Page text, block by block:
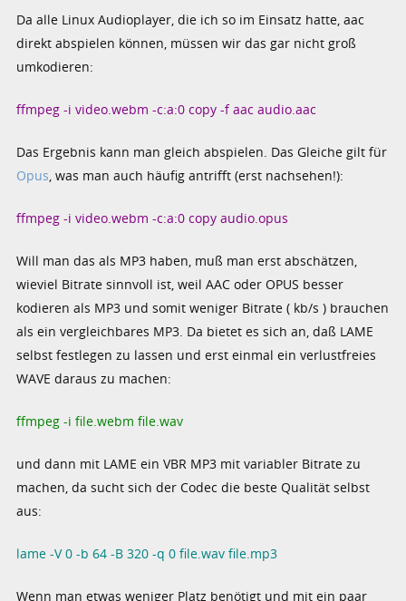
Da alle Linux Audioplayer, die ich so im Einsatz hatte, aac
direkt abspielen können, müssen wir das gar nicht groß
umkodieren:
ffmpeg -i video.webm -c:a:0 copy -f aac audio.aac
Das Ergebnis kann man gleich abspielen. Das Gleiche gilt für
Opus, was man auch häufig antrifft (erst nachsehen!):
ffmpeg -i video.webm -c:a:0 copy audio.opus
Will man das als MP3 haben, muß man erst abschätzen,
wieviel Bitrate sinnvoll ist, weil AAC oder OPUS besser
kodieren als MP3 und somit weniger Bitrate ( kb/s ) brauchen
als ein vergleichbares MP3. Da bietet es sich an, daß LAME
selbst festlegen zu lassen und erst einmal ein verlustfreies
WAVE daraus zu machen:
ffmpeg -i file.webm file.wav
und dann mit LAME ein VBR MP3 mit variabler Bitrate zu
machen, da sucht sich der Codec die beste Qualität selbst
aus:
lame -V 0 -b 64 -B 320 -q 0 file.wav file.mp3
Wenn man etwas weniger Platz benötigt und mit ein paar